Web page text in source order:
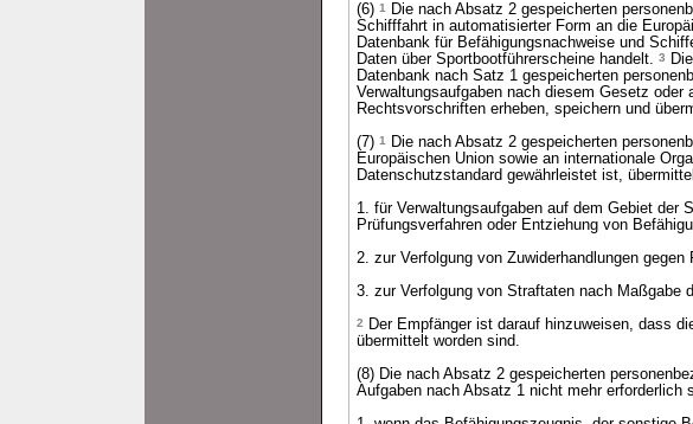
(6) 1
Die nach Absatz 2 gespeicherten
Schifffahrt in automatisierter Form an die
Datenbank für Befähigungsnachweise und
Daten über Sportbootführerscheine handelt. 3
Datenbank nach Satz 1 gespeicherten
Verwaltungsaufgaben nach diesem Gesetz
Rechtsvorschriften erheben, speichern und
(7) 1
Die nach Absatz 2 gespeicherten
Europäischen Union sowie an internationale
Datenschutzstandard gewährleistet ist,
1. für Verwaltungsaufgaben auf dem Gebiet der
Prüfungsverfahren oder Entziehung von
2. zur Verfolgung von Zuwiderhandlungen
3. zur Verfolgung von Straftaten nach Maßgabe
2
Der Empfänger ist darauf hinzuweisen, dass
übermittelt worden sind.
(8) Die nach Absatz 2 gespeicherten
Aufgaben nach Absatz 1 nicht mehr erforderlich